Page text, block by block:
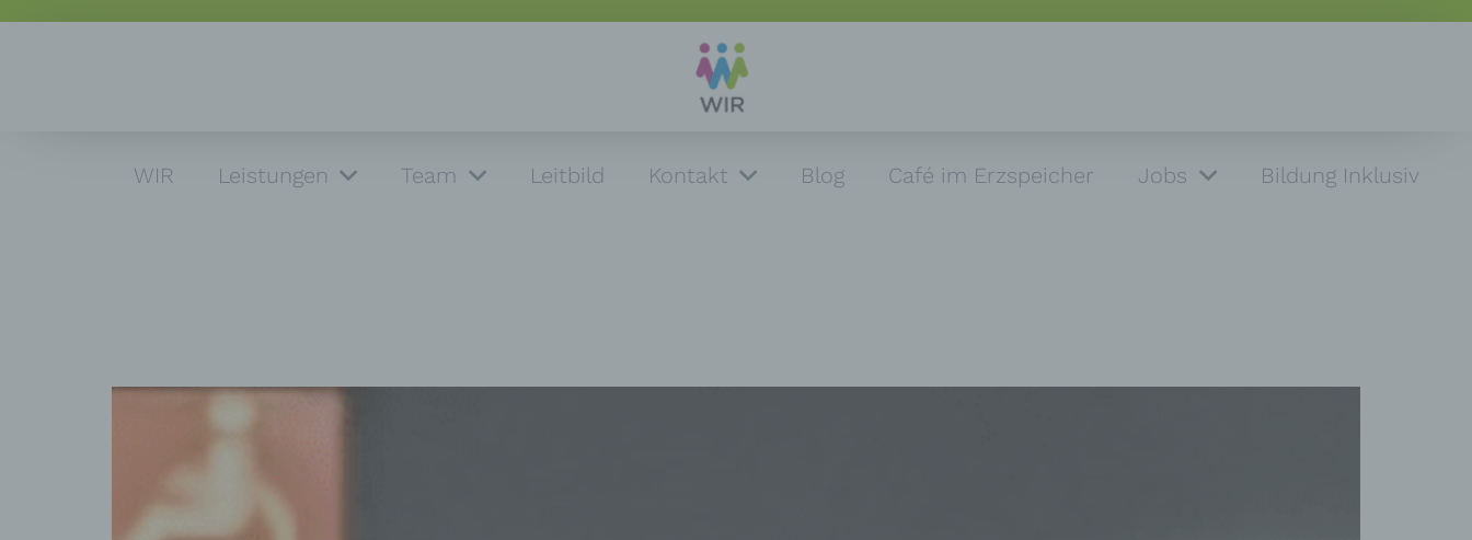
WIR Leistungen Team Leitbild Kontakt Blog Café im Erzspeicher Jobs Bildung Inklusiv